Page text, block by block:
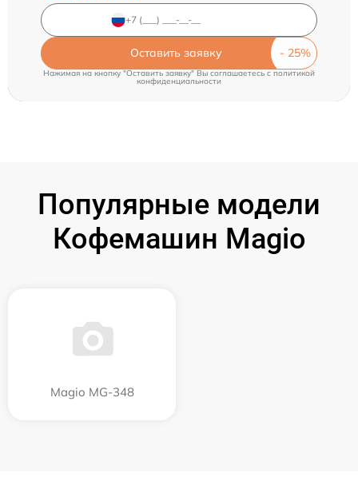
Оставить заявку
Нажимая на кнопку "Оставить заявку" Вы соглашаетесь cполитикой
конфиденциальности
Популярные модели
Кофемашин Magio
Magio MG-348